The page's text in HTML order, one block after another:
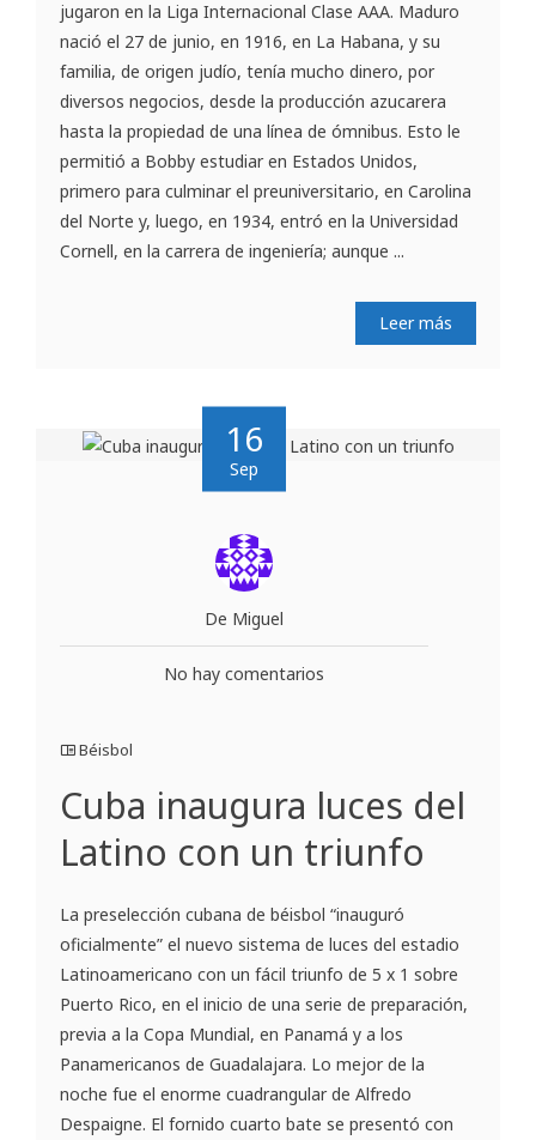
jugaron en la Liga Internacional Clase AAA. Maduro
nació el 27 de junio, en 1916, en La Habana, y su
familia, de origen judío, tenía mucho dinero, por
diversos negocios, desde la producción azucarera
hasta la propiedad de una línea de ómnibus. Esto le
permitió a Bobby estudiar en Estados Unidos,
primero para culminar el preuniversitario, en Carolina
del Norte y, luego, en 1934, entró en la Universidad
Cornell, en la carrera de ingeniería; aunque ...
Leer más
16
Sep
De Miguel
No hay comentarios
Béisbol
Cuba inaugura luces del
Latino con un triunfo
La preselección cubana de béisbol “inauguró
oficialmente” el nuevo sistema de luces del estadio
Latinoamericano con un fácil triunfo de 5 x 1 sobre
Puerto Rico, en el inicio de una serie de preparación,
previa a la Copa Mundial, en Panamá y a los
Panamericanos de Guadalajara. Lo mejor de la
noche fue el enorme cuadrangular de Alfredo
Despaigne. El fornido cuarto bate se presentó con